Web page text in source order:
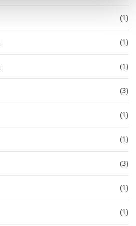
(1)
(1)
(1)
(3)
(1)
(1)
(3)
(1)
(1)